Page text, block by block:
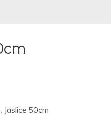
, Jaslice 50cm